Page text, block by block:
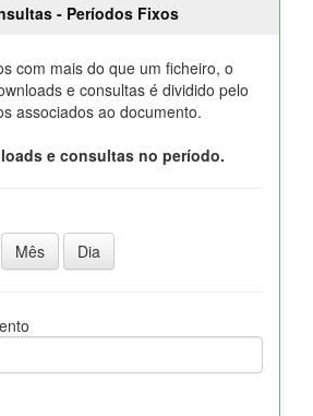
- Períodos Fixos
com mais do que um ficheiro, o
e consultas é dividido pelo
associados ao documento.
e consultas no período.
Mês Dia